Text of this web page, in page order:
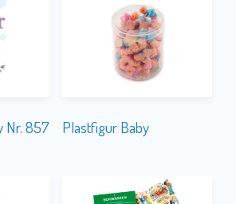
Nr. 857 Plastfigur Baby